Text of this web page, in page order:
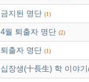
금지된 명단 (1)
4월 퇴출자 명단 (2)
퇴출자 명단 (1)
십장생(十長生) 학 이야